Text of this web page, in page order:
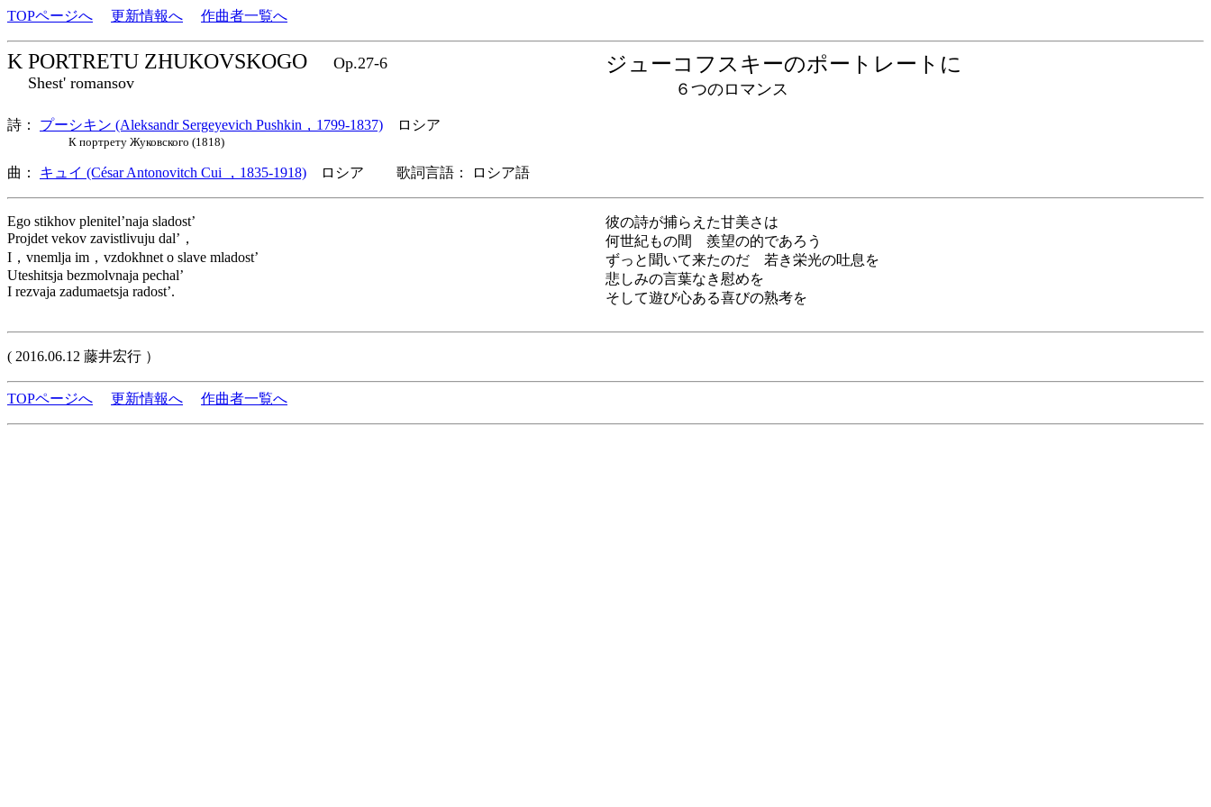
TOPページへ 更新情報へ 作曲者一覧へ
K PORTRETU ZHUKOVSKOGO
Op.27-6
Shest' romansov
ジューコフスキーのポートレートに
６つのロマンス
詩： プーシキン (Aleksandr Sergeyevich Pushkin，1799-1837) ロシア
К портрету Жуковского (1818)
曲： キュイ (César Antonovitch Cui ，1835-1918) ロシア 歌詞言語： ロシア語
Ego stikhov plenitel’naja sladost’
Projdet vekov zavistlivuju dal’，
I，vnemlja im，vzdokhnet o slave mladost’
Uteshitsja bezmolvnaja pechal’
I rezvaja zadumaetsja radost’.
彼の詩が捕らえた甘美さは
何世紀もの間 羨望の的であろう
ずっと聞いて来たのだ 若き栄光の吐息を
悲しみの言葉なき慰めを
そして遊び心ある喜びの熟考を
( 2016.06.12 藤井宏行 ）
TOPページへ 更新情報へ 作曲者一覧へ